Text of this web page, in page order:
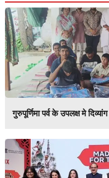
गुरुपूर्णिमा पर्व के उपलक्ष मे